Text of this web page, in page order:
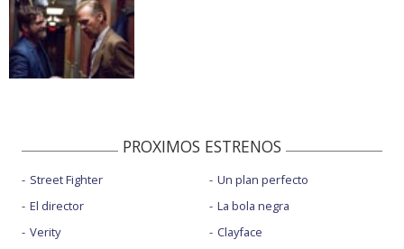
PROXIMOS ESTRENOS
Street Fighter
El director
Verity
Un plan perfecto
La bola negra
Clayface